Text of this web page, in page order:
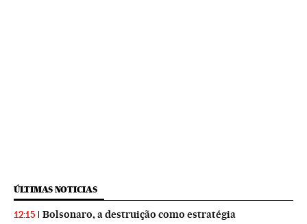
ÚLTIMAS NOTICIAS
12:15 Bolsonaro, a destruição como estratégia